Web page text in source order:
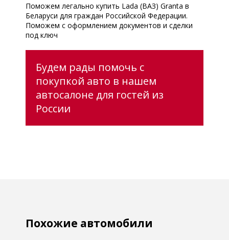
Поможем легально купить Lada (ВАЗ) Granta в
Беларуси для граждан Российской Федерации.
Поможем с оформлением документов и сделки
под ключ
Будем рады помочь с
покупкой авто в нашем
автосалоне для гостей из
России
Похожие автомобили